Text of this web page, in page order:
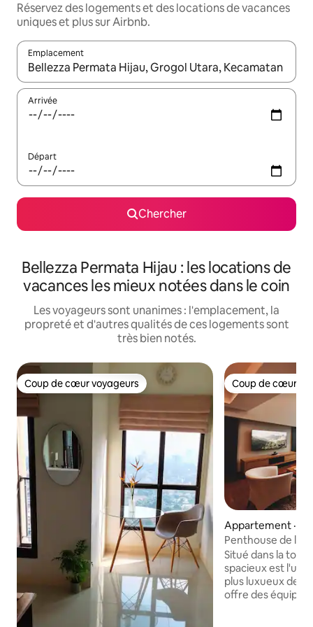
Réservez des logements et des locations de vacances
uniques et plus sur Airbnb.
Emplacement
Quand les résultats sont affichés, parcourez-les en utilisant
Arrivée
Départ
Chercher
Bellezza Permata Hijau : les locations de
vacances les mieux notées dans le coin
Les voyageurs sont unanimes : l'emplacement, la
propreté et d'autres qualités de ces logements sont
très bien notés.
Coup de cœur voyageurs
Coup de cœur voyageurs Coup de cœur
Coup de cœur
Appartement ·
Serpong
Penthouse de
BSD
Situé dans la tour
spacieux est l'un
plus luxueux de
offre des